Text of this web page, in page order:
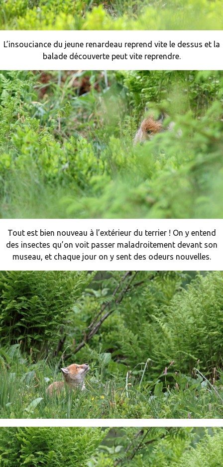
L’insouciance du jeune renardeau reprend vite le dessus et la
balade découverte peut vite reprendre.
Tout est bien nouveau à l’extérieur du terrier ! On y entend
des insectes qu’on voit passer maladroitement devant son
museau, et chaque jour on y sent des odeurs nouvelles.